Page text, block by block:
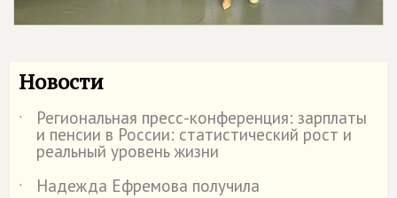
Новости
˙ Региональная пресс-конференция: зарплаты
и пенсии в России: статистический рост и
реальный уровень жизни
˙
Надежда Ефремова получила